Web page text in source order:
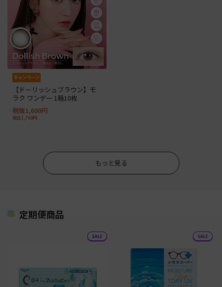
【ドーリッシュブラウン】モ
ラク ワンデー 1箱10枚
税抜1,600円
税込1,760円
もっと見る
定期便商品